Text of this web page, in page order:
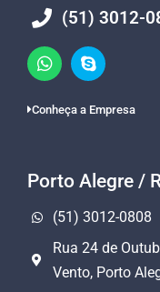
(51) 3012-
Conheça a Empresa
Porto Alegre /
(51) 3012-0808
Rua 24 de
Vento, Porto